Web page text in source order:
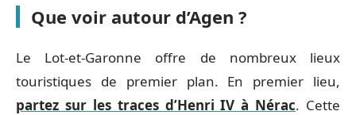
Que voir autour d’Agen ?
Le Lot-et-Garonne offre de nombreux lieux
touristiques de premier plan. En premier lieu,
partez sur les traces d’Henri IV à Nérac. Cette